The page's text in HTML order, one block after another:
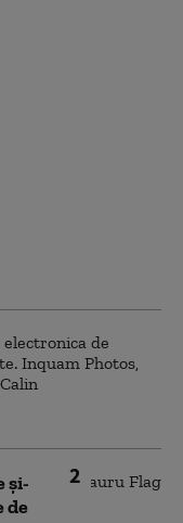
2
și-
de